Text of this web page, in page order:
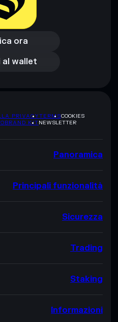
ora
ora
al wallet
al wallet
PRIVACYTERMSCOOKIES
BRAND KITNEWSLETTER
Panoramica
Principali funzionalità
Sicurezza
Trading
Staking
Informazioni